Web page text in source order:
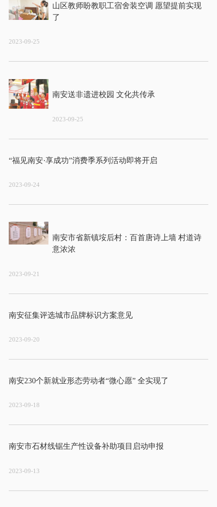
山区教师盼教职工宿舍装空调 愿望提前实现
2023-09-25
2023-09-25
2023-09-24
南安市省新镇垵后村：百首唐诗上墙 村道诗
2023-09-21
南安征集评选城市品牌标识方案意见
2023-09-20
2023-09-18
2023-09-13